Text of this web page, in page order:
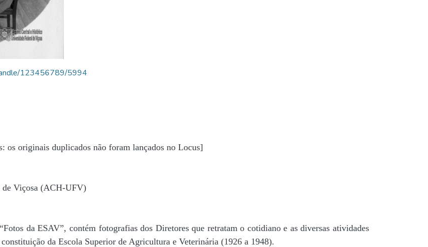
123456789/5994
os originais duplicados não foram lançados no Locus]
de Viçosa (ACH-UFV)
da ESAV”, contém fotografias dos Diretores que retratam o cotidiano e as diversas atividades
da Escola Superior de Agricultura e Veterinária (1926 a 1948).